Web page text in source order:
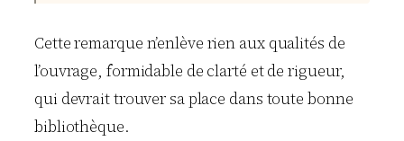
Cette remarque n’enlève rien aux qualités de
l’ouvrage, formidable de clarté et de rigueur,
qui devrait trouver sa place dans toute bonne
bibliothèque.